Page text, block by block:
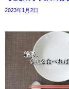
2023年1月2日